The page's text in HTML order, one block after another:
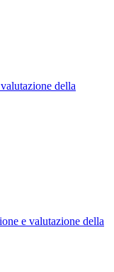
della
e valutazione della